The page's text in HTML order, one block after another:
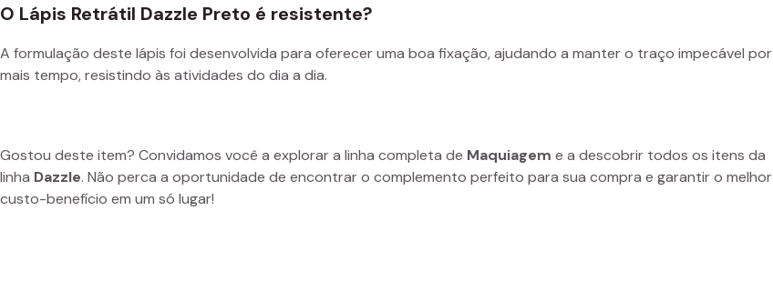
O Lápis Retrátil Dazzle Preto é resistente?
A formulação deste lápis foi desenvolvida para oferecer uma boa fixação, ajudando a manter o traço impecável por
mais tempo, resistindo às atividades do dia a dia.
Gostou deste item? Convidamos você a explorar a linha completa de Maquiagem e a descobrir todos os itens da
linha Dazzle. Não perca a oportunidade de encontrar o complemento perfeito para sua compra e garantir o melhor
custo-benefício em um só lugar!